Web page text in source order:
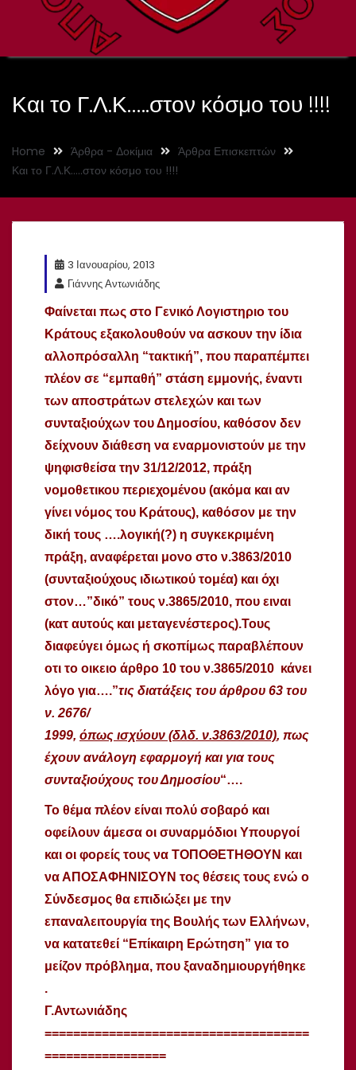
Και το Γ.Λ.Κ…..στον κόσμο του !!!!
Home Άρθρα - Δοκίμια
Άρθρα Επισκεπτών
Και το Γ.Λ.Κ…..στον κόσμο του !!!!
3 Ιανουαρίου, 2013
Γιάννης Αντωνιάδης
Φαίνεται πως στο Γενικό Λογιστηριο του
Κράτους εξακολουθούν να ασκουν την ίδια
αλλοπρόσαλλη “τακτική”, που παραπέμπει
πλέον σε “εμπαθή” στάση εμμονής, έναντι
των αποστράτων στελεχών και των
συνταξιούχων του Δημοσίου, καθόσον δεν
δείχνουν διάθεση να εναρμονιστούν με την
ψηφισθείσα την 31/12/2012, πράξη
νομοθετικου περιεχομένου (ακόμα και αν
γίνει νόμος του Κράτους), καθόσον με την
δική τους ….λογική(?) η συγκεκριμένη
πράξη, αναφέρεται μονο στο ν.3863/2010
(συνταξιούχους ιδιωτικού τομέα) και όχι
στον…”δικό” τους ν.3865/2010, που ειναι
(κατ αυτούς και μεταγενέστερος).Τους
διαφεύγει όμως ή σκοπίμως παραβλέπουν
οτι το οικειο άρθρο 10 του ν.3865/2010 κάνει
λόγο για….”τις διατάξεις του άρθρου 63 του
ν. 2676/
1999, όπως ισχύουν (δλδ. ν.3863/2010), πως
έχουν ανάλογη εφαρμογή και για τους
συνταξιούχους του Δημοσίου“….
Το θέμα πλέον είναι πολύ σοβαρό και
οφείλουν άμεσα οι συναρμόδιοι Υπουργοί
και οι φορείς τους να ΤΟΠΟΘΕΤΗΘΟΥΝ και
να ΑΠΟΣΑΦΗΝΙΣΟΥΝ τος θέσεις τους ενώ ο
Σύνδεσμος θα επιδιώξει με την
επαναλειτουργία της Βουλής των Ελλήνων,
να κατατεθεί “Επίκαιρη Ερώτηση” για το
μείζον πρόβλημα, που ξαναδημιουργήθηκε
.
Γ.Αντωνιάδης
=====================================
=================